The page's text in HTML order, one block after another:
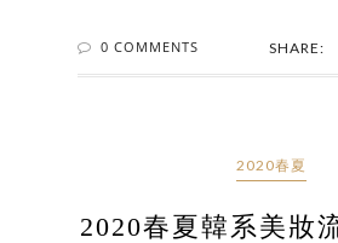
0 COMMENTS SHARE:
2020春夏
2020春夏韓系美妝